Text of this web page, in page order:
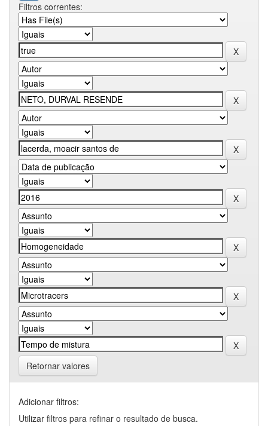
Filtros correntes:
Retornar valores
Adicionar filtros:
Utilizar filtros para refinar o resultado de busca.